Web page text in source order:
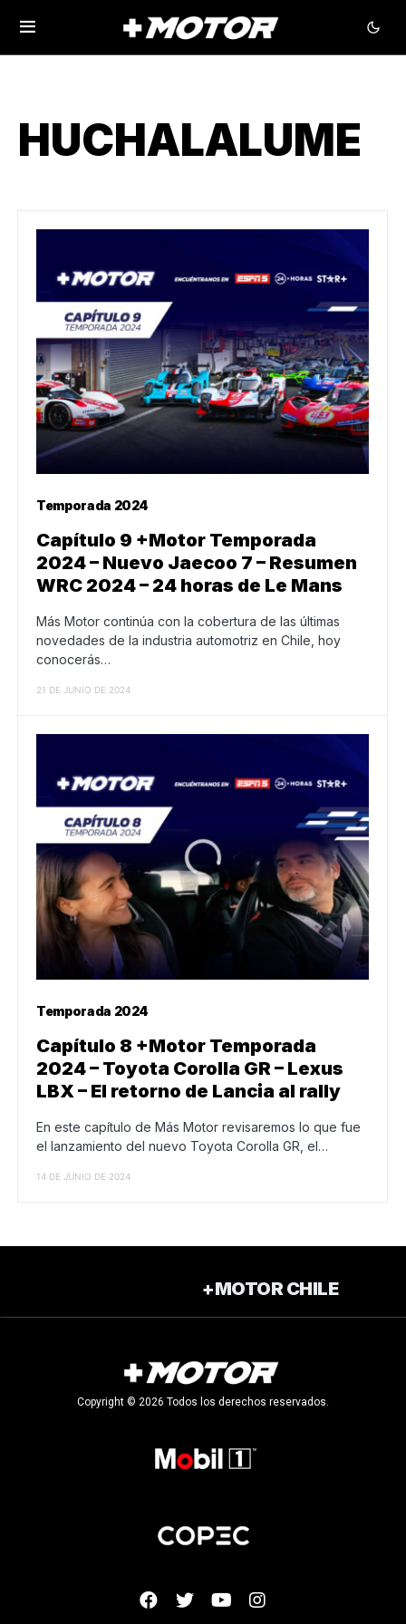
HUCHALALUME
Temporada 2024
Capítulo 9 +Motor Temporada
2024 – Nuevo Jaecoo 7 – Resumen
WRC 2024 – 24 horas de Le Mans
Más Motor continúa con la cobertura de las últimas
novedades de la industria automotriz en Chile, hoy
conocerás…
21 DE JUNIO DE 2024
Temporada 2024
Capítulo 8 +Motor Temporada
2024 – Toyota Corolla GR – Lexus
LBX – El retorno de Lancia al rally
En este capítulo de Más Motor revisaremos lo que fue
el lanzamiento del nuevo Toyota Corolla GR, el…
14 DE JUNIO DE 2024
+MOTOR CHILE
Copyright © 2026 Todos los derechos reservados.